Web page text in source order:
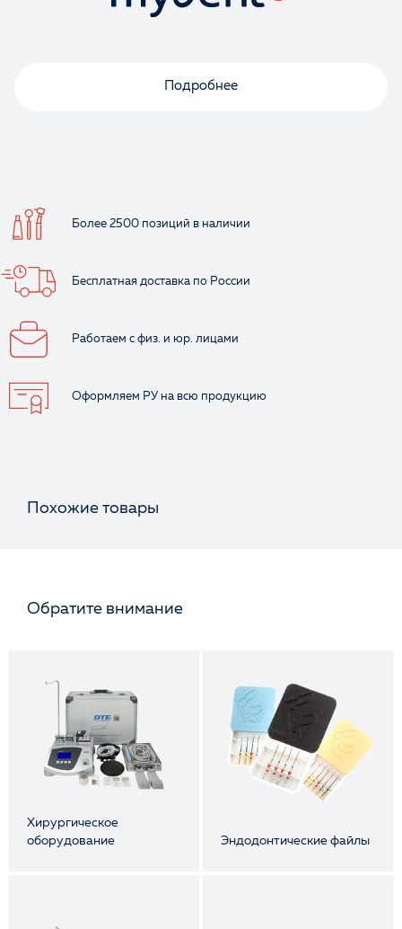
Подробнее
Более 2500 позиций в наличии
Бесплатная доставка по России
Работаем с физ. и юр. лицами
Оформляем РУ на всю продукцию
Похожие товары
Обратите внимание
Хирургическое
оборудование
Эндодонтические файлы